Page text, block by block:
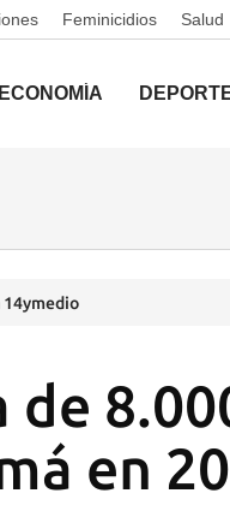
Feminicidios Salud
ECONOMÍA
14ymedio
de
en